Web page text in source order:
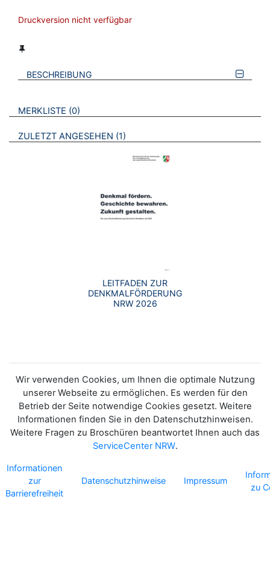
Druckversion nicht verfügbar
BESCHREIBUNG
VERWEISE AUF VERMERKTE- ODER ZULETZT ANGESEHENE
MERKLISTE 0 BROSCHÜREN
ZULETZT ANGESEHEN 1 BROSCHÜREN
LEITFADEN ZUR
DENKMALFÖRDERUNG
NRW 2026
Wir verwenden Cookies, um Ihnen die optimale Nutzung
unserer Webseite zu ermöglichen. Es werden für den
Betrieb der Seite notwendige Cookies gesetzt. Weitere
Informationen finden Sie in den Datenschutzhinweisen.
Weitere Fragen zu Broschüren beantwortet Ihnen auch das
ServiceCenter NRW.
Informationen
zur
Barrierefreiheit
Datenschutzhinweise Impressum
zu